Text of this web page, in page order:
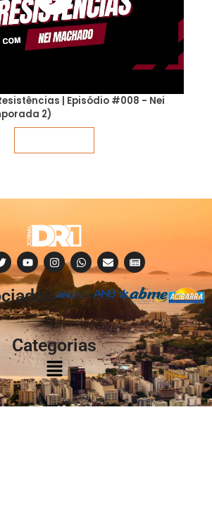
| Episódio #008 - Nei
2)
Categorias